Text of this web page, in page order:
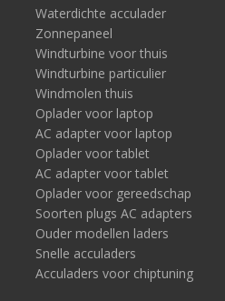
Waterdichte acculader
Zonnepaneel
Windturbine voor thuis
Windturbine particulier
Windmolen thuis
Oplader voor laptop
AC adapter voor laptop
Oplader voor tablet
AC adapter voor tablet
Oplader voor gereedschap
Soorten plugs AC adapters
Ouder modellen laders
Snelle acculaders
Acculaders voor chiptuning